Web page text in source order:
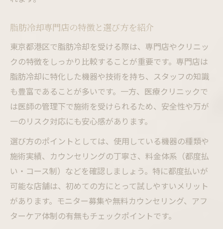
脂肪冷却専門店の特徴と選び方を紹介
東京都港区で脂肪冷却を受ける際は、専門店やクリニッ
クの特徴をしっかり比較することが重要です。専門店は
脂肪冷却に特化した機器や技術を持ち、スタッフの知識
も豊富であることが多いです。一方、医療クリニックで
は医師の管理下で施術を受けられるため、安全性や万が
一のリスク対応にも安心感があります。
選び方のポイントとしては、使用している機器の種類や
施術実績、カウンセリングの丁寧さ、料金体系（都度払
い・コース制）などを確認しましょう。特に都度払いが
可能な店舗は、初めての方にとって試しやすいメリット
があります。モニター募集や無料カウンセリング、アフ
ターケア体制の有無もチェックポイントです。